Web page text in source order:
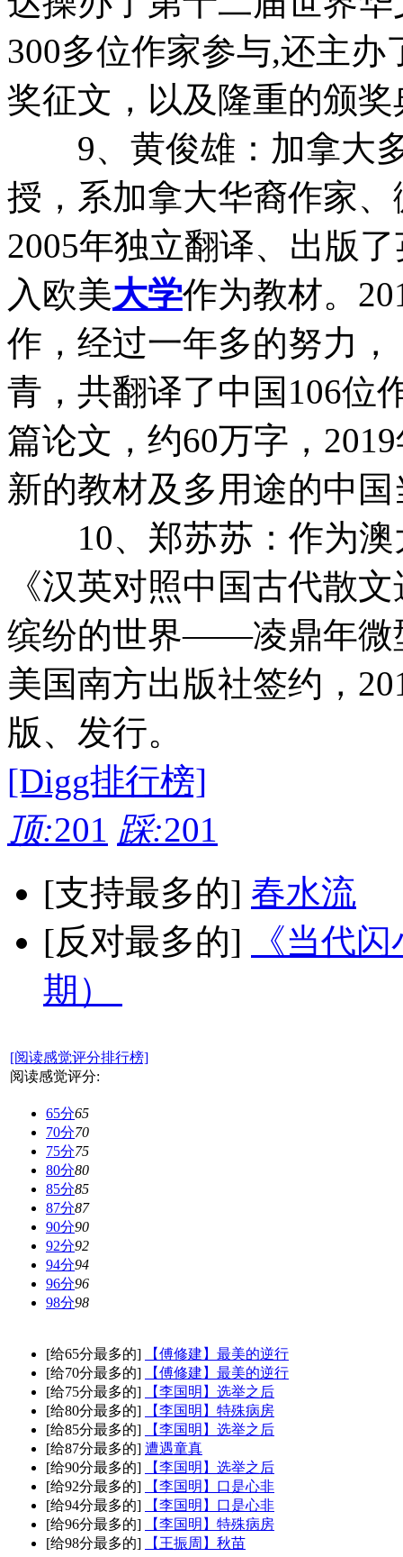
300多位作家参与,还主
奖征文，以及隆重的颁奖
9、黄俊雄：加拿大多
授，系加拿大华裔作家
2005年独立翻译、出版
入欧美大学作为教材。
作，经过一年多的努力
青，共翻译了中国106位
篇论文，约60万字，
新的教材及多用途的中
10、郑苏苏：作为澳
《汉英对照中国古代散
缤纷的世界——凌鼎年微
美国南方出版社签约，
版、发行。
[Digg排行榜]
顶:201 踩:201
[支持最多的] 春水流
[反对最多的]
《当代
期）
[阅读感觉评分排行榜]
阅读感觉评分:
65分65
70分70
75分75
80分80
85分85
87分87
90分90
92分92
94分94
96分96
98分98
[给65分最多的]
【傅修建】最美的逆行
[给70分最多的]
【傅修建】最美的逆行
[给75分最多的]
【李国明】选举之后
[给80分最多的]
【李国明】特殊病房
[给85分最多的]
【李国明】选举之后
[给87分最多的] 遭遇童真
[给90分最多的]
【李国明】选举之后
[给92分最多的]
【李国明】口是心非
[给94分最多的]
【李国明】口是心非
[给96分最多的]
【李国明】特殊病房
[给98分最多的]
【王振周】秋苗